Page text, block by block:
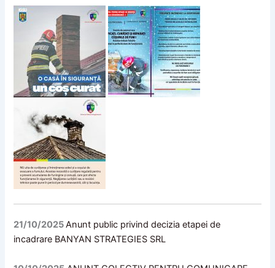
21/10/2025Anunt public privind decizia etapei de
incadrare BANYAN STRATEGIES SRL